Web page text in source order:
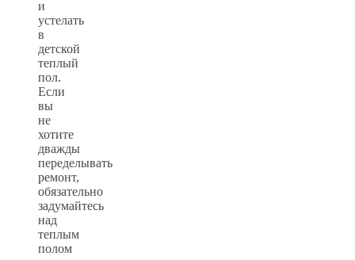
и
устелать
в
детской
теплый
пол.
Если
вы
не
хотите
дважды
переделывать
ремонт,
обязательно
задумайтесь
над
теплым
полом